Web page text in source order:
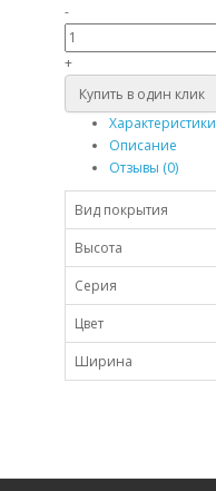
-
+
Купить в один клик
Характеристики
Описание
Отзывы (0)
Вид покрытия
Высота
Серия
Цвет
Ширина